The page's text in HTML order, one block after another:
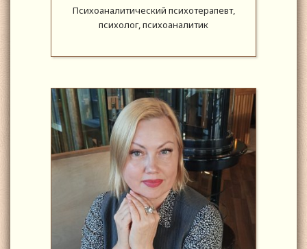
Психоаналитический психотерапевт,
психолог, психоаналитик